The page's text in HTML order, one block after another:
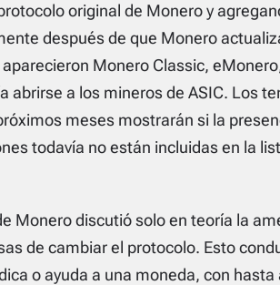
original de Monero y
después de que Monero
Monero Classic,
abrirse a los mineros de ASIC. Los
meses mostrarán si la
todavía no están incluidas en la
Monero discutió solo en teoría la
de cambiar el protocolo. Esto
o ayuda a una moneda, con hasta